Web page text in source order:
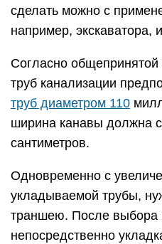
сделать можно с
например, экскаватора,
Согласно общепринятой
труб канализации
труб диаметром 110
ширина канавы должна
сантиметров.
Одновременно с
укладываемой трубы,
траншею. После выбора
непосредственно